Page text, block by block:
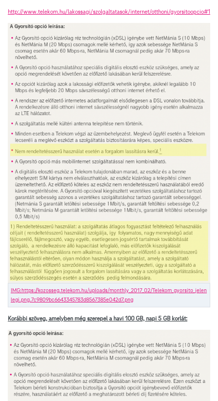
http://www.telekom.hu/lakossagi/szolgaltatasok/internet/otthoni/gyorsitoopcio#1
Korábbi szöveg, amelyben még szerepel a havi 100 GB, napi 5 GB korlát: